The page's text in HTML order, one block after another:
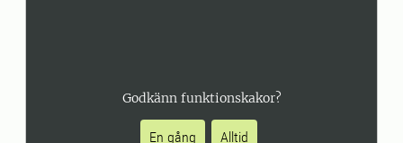
Godkänn funktionskakor?
En gång Alltid